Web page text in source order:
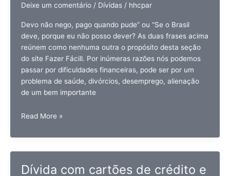
Deixe um comentário / Dívidas/ hhcpar
Devo não nego, pago quando pude” ou “Se o Brasil
deve, porque eu não posso dever? As duas frases acima
reúnem como nenhuma outra o propósito desta seção
do site Fazer Fácill. Por inúmeras razões nós podemos
passar por dificuldades financeiras, pode ser por um
problema de saúde, divórcios, desemprego, alienação
de um bem importante
Dívidas
SPC
veja
Read More »
Dívida com cartões de crédito e